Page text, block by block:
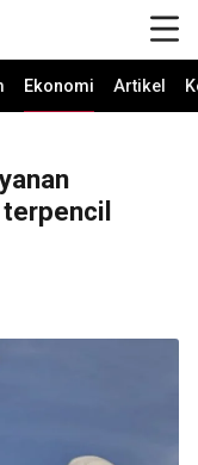
Ekonomi Artikel
terpencil